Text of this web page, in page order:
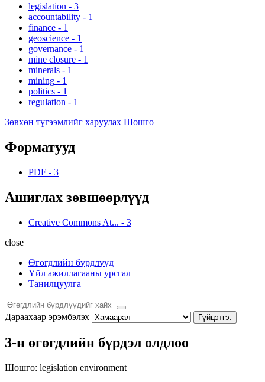
legislation - 3
accountability - 1
finance - 1
geoscience - 1
governance - 1
mine closure - 1
minerals - 1
mining - 1
politics - 1
regulation - 1
Зөвхөн түгээмлийг харуулах Шошго
Форматууд
PDF - 3
Ашиглах зөвшөөрлүүд
Creative Commons At... - 3
close
Өгөгдлийн бүрдлүүд
Үйл ажиллагааны урсгал
Танилцуулга
Дараахаар эрэмбэлэх Гүйцэтгэ.
3-н өгөгдлийн бүрдэл олдлоо
Шошго: legislation environment